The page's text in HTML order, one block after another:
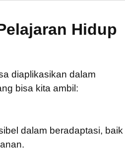
Hidup
diaplikasikan dalam
bisa kita ambil:
dalam beradaptasi, baik